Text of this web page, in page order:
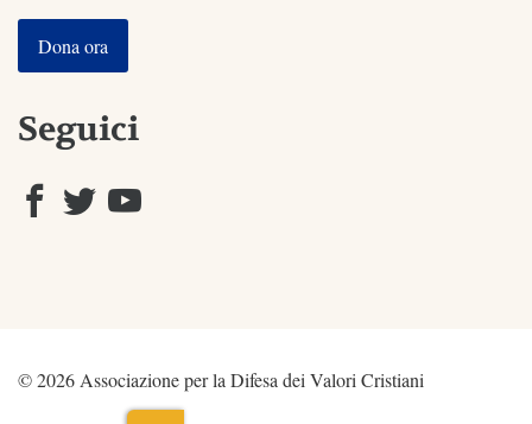
Dona ora
Seguici
© 2026 Associazione per la Difesa dei Valori Cristiani